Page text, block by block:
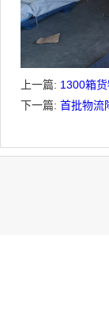
上一篇: 1300箱
下一篇: 首批物流